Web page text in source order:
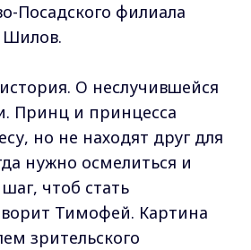
Посадского филиала
О неслучившейся
Принц и принцесса
но не находят друг для
нужно осмелиться и
чтоб стать
Тимофей. Картина
зрительского